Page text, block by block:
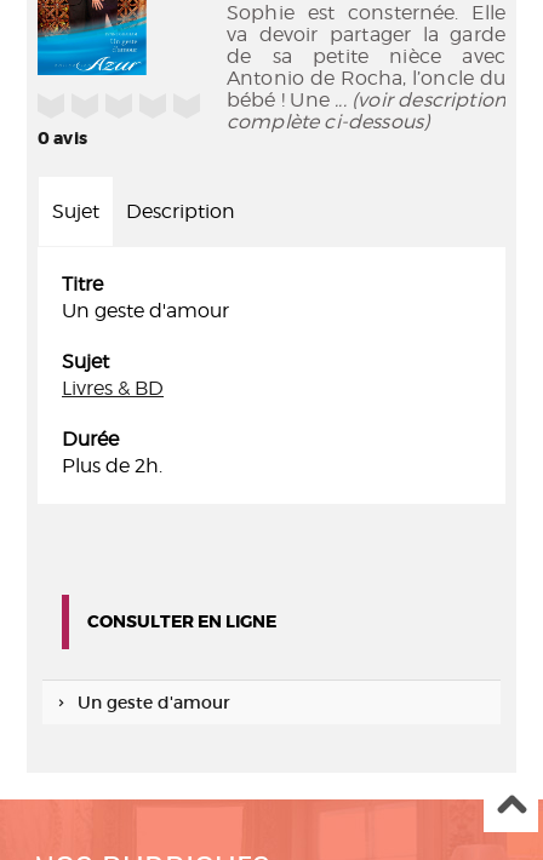
0avis
Sophie est consternée. Elle
va devoir partager la garde
de sa petite nièce avec
Antonio de Rocha, l’oncle du
bébé ! Une ... (voir description
complète ci-dessous)
Sujet Description
Titre
Un geste d'amour
Sujet
Livres & BD
Durée
Plus de 2h.
CONSULTER EN LIGNE
Un geste d'amour